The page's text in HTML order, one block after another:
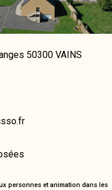
50300 VAINS
personnes et animation dans les